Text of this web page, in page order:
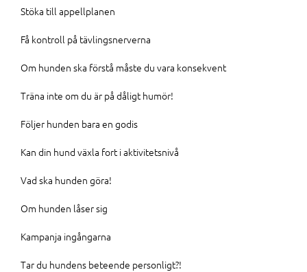
Stöka till appellplanen
Få kontroll på tävlingsnerverna
Om hunden ska förstå måste du vara konsekvent
Träna inte om du är på dåligt humör!
Följer hunden bara en godis
Kan din hund växla fort i aktivitetsnivå
Vad ska hunden göra!
Om hunden låser sig
Kampanja ingångarna
Tar du hundens beteende personligt?!